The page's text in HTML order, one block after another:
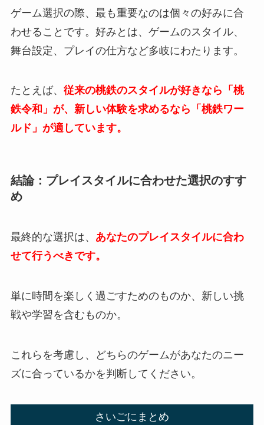
ゲーム選択の際、最も重要なのは個々の好みに合
わせることです。好みとは、ゲームのスタイル、
舞台設定、プレイの仕方など多岐にわたります。
たとえば、 従来の桃鉄のスタイルが好きなら「桃
鉄令和」が、新しい体験を求めるなら「桃鉄ワー
ルド」が適しています。
結論：プレイスタイルに合わせた選択のすす
め
最終的な選択は、 あなたのプレイスタイルに合わ
せて行うべきです。
単に時間を楽しく過ごすためのものか、新しい挑
戦や学習を含むものか。
これらを考慮し、どちらのゲームがあなたのニー
ズに合っているかを判断してください。
さいごにまとめ